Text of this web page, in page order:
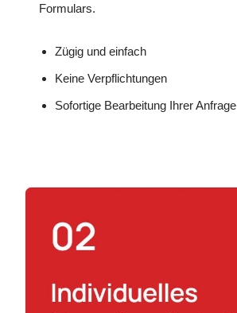
Formulars.
Zügig und einfach
Keine Verpflichtungen
Sofortige Bearbeitung Ihrer Anfrage